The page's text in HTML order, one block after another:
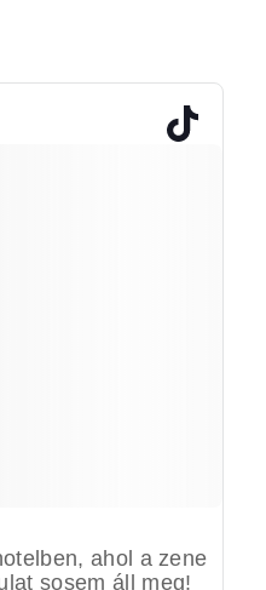
ahol a zene
sosem áll meg!